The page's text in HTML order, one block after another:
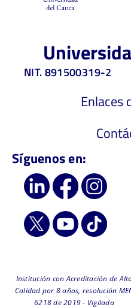
NIT. 891500319-2
Enlaces
Síguenos en:
Institución con Acreditación de
Calidad por 8 años, resolución
6218 de 2019 - Vigilada